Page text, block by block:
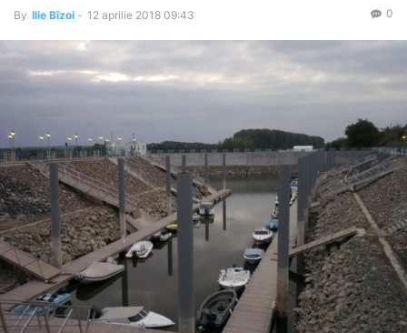
By Ilie Bîzoi - 12 aprilie 2018 09:43 0